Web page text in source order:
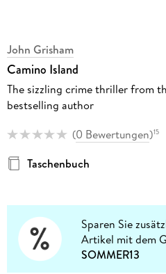
John Grisham
Camino Island
The sizzling crime thriller from
bestselling author
(0 Bewertungen)15
Taschenbuch
Sparen Sie
Artikel mit dem
SOMMER13